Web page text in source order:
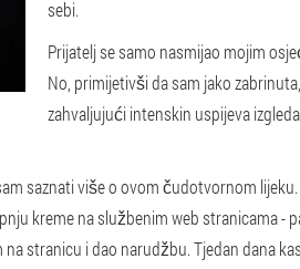
sebi.
Prijatelj se samo nasmijao mojim
No, primijetivši da sam jako
zahvaljujući intenskin uspijeva
saznati više o ovom čudotvornom
kreme na službenim web stranicama
stranicu i dao narudžbu. Tjedan dana